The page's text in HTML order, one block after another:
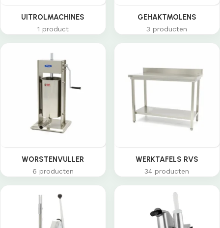
UITROLMACHINES
1 product
GEHAKTMOLENS
3 producten
WORSTENVULLER
6 producten
WERKTAFELS RVS
34 producten